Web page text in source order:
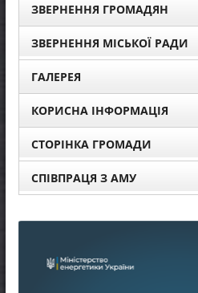
ЗВЕРНЕННЯ ГРОМАДЯН
ЗВЕРНЕННЯ МІСЬКОЇ РАДИ
ГАЛЕРЕЯ
КОРИСНА ІНФОРМАЦІЯ
СТОРІНКА ГРОМАДИ
СПІВПРАЦЯ З АМУ